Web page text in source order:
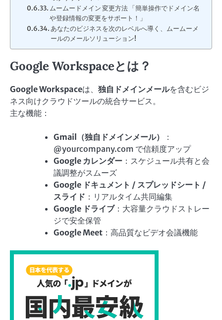
ムームードメイン 変更方法 「簡単操作でドメイン名
や登録情報の変更をサポート！」
あなたのビジネスを次のレベルへ導く、ムームーメ
ールのメールソリューション!
Google Workspaceとは？
Google Workspaceは、 独自ドメインメールを含むビジ
ネス向けクラウドツールの統合サービス。
主な機能：
Gmail（独自ドメインメール）
：
@yourcompany.com で信頼度アップ
Google カレンダー ：スケジュール共有と会
議調整がスムーズ
Google ドキュメント / スプレッドシート /
スライド ：リアルタイム共同編集
Google ドライブ：大容量クラウドストレー
ジで安全保管
Google Meet ：高品質なビデオ会議機能